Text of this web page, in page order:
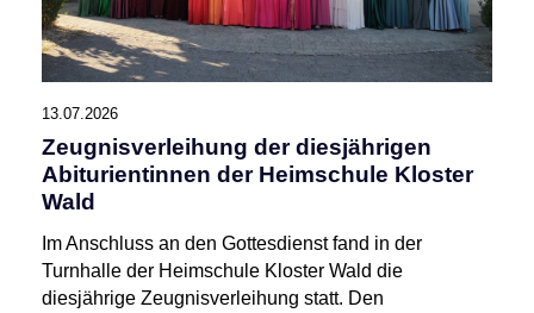
13.07.2026
Zeugnisverleihung der diesjährigen
Abiturientinnen der Heimschule Kloster
Wald
Im Anschluss an den Gottesdienst fand in der
Turnhalle der Heimschule Kloster Wald die
diesjährige Zeugnisverleihung statt. Den